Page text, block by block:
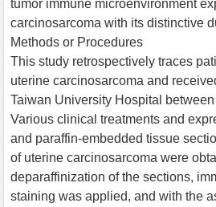
tumor immune microenvironment
carcinosarcoma with its distinctive
Methods or Procedures
This study retrospectively traces
uterine carcinosarcoma and
Taiwan University Hospital
Various clinical treatments and
and paraffin-embedded tissue
of uterine carcinosarcoma were
deparaffinization of the sections,
staining was applied, and with the